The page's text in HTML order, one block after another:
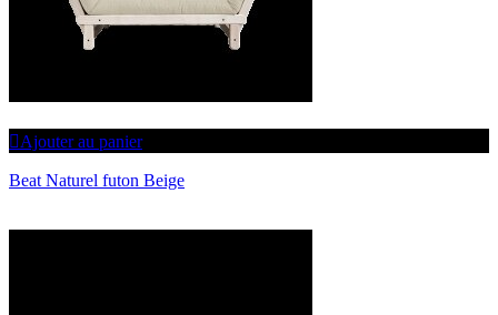
Ajouter au panier
Beat Naturel futon Beige